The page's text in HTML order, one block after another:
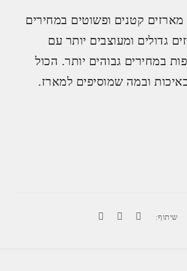
קטנים ופשוטים במחירים
ומעוצבים יותר עם
במחירים גבוהים יותר. הכול
ובמה שמוסיפים למארז.